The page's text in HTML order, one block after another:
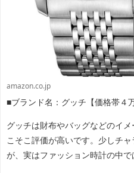
amazon.co.jp
■ブランド名：グッチ【価格帯４
グッチは財布やバッグなどのイ
こそこ評価が高いです。少しチ
が、実はファッション時計の中で